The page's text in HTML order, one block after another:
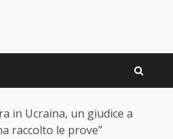
in Ucraina, un giudice a
raccolto le prove”